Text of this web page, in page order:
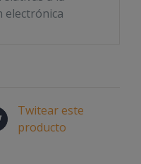
electrónica
Twitear este
producto